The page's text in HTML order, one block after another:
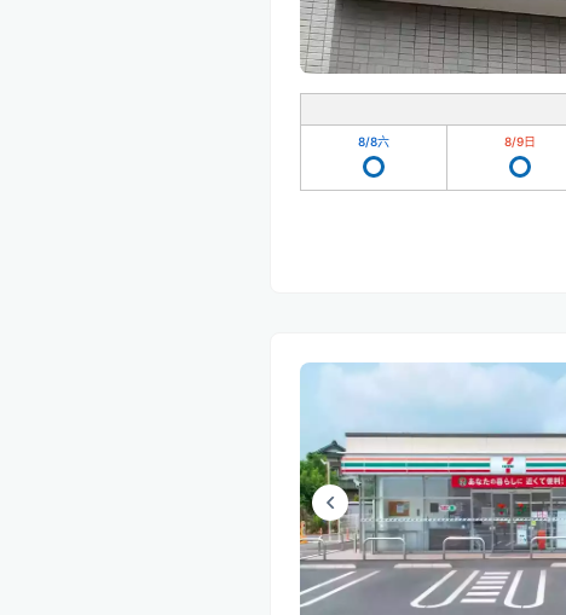
8/8六 8/9日